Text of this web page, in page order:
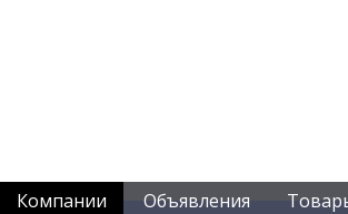
Компании Объявления